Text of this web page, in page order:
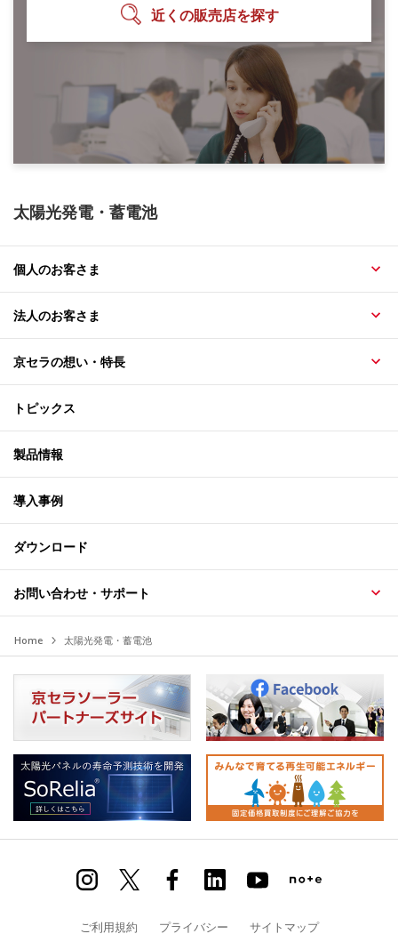
近くの販売店を探す
太陽光発電・蓄電池
個人のお客さま
法人のお客さま
京セラの想い・特長
トピックス
製品情報
導入事例
ダウンロード
お問い合わせ・サポート
Home 太陽光発電・蓄電池
ご利用規約 プライバシー サイトマップ